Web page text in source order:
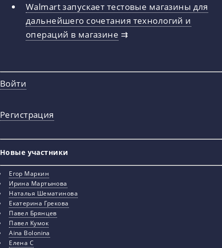
Walmart запускает тестовые магазины для
дальнейшего сочетания технологий и
операций в магазине ⇉
Войти
Регистрация
Новые участники
Егор Маркин
Ирина Мартынова
Наталья Шематинова
Екатерина Грекова
Павел Брянцев
Павел Кумок
Aina Bolonina
Елена С